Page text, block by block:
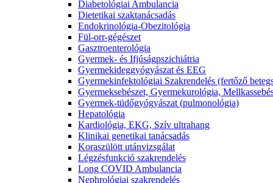
Diabetológiai Ambulancia
Dietetikai szaktanácsadás
Endokrinológia-Obezitológia
Fül-orr-gégészet
Gasztroenterológia
Gyermek- és Ifjúságpszichiátria
Gyermekideggyógyászat és EEG
Gyermekinfektológiai Szakrendelés (fertőző
Gyermeksebészet, Gyermekurológia,
Gyermek-tüdőgyógyászat (pulmonológia)
Hepatológia
Kardiológia, EKG, Szív ultrahang
Klinikai genetikai tanácsadás
Koraszülött utánvizsgálat
Légzésfunkció szakrendelés
Long COVID Ambulancia
Nephrológiai szakrendelés